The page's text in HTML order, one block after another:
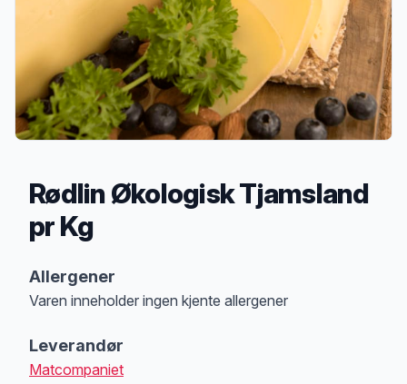
Rødlin Økologisk Tjamsland
pr Kg
Allergener
Varen inneholder ingen kjente allergener
Leverandør
Matcompaniet